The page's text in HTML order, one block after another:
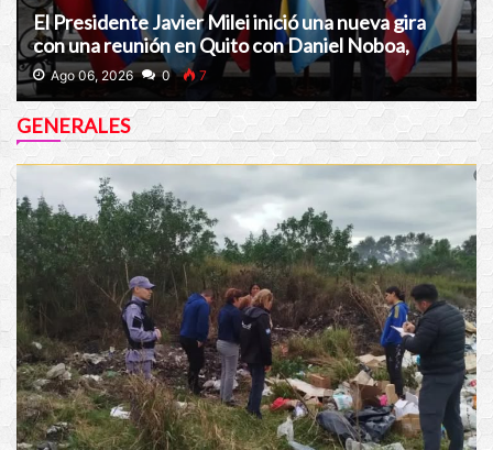
El Presidente Javier Milei inició una nueva gira
con una reunión en Quito con Daniel Noboa,
presidente de Ecuador
Ago 06, 2026 0 7
GENERALES